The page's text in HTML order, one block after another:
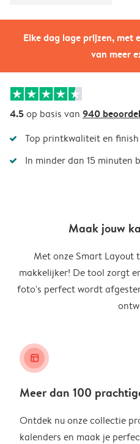
Elke dag lage prijzen, met
van meer
4.5op basis van 940
Top printkwaliteit en finish
In minder dan 15 minuten
Maak jouw
Met onze Smart Layout
makkelijker! De tool zorgt
foto's perfect wordt
layout_alt
Meer dan 100
Ontdek nu onze collectie
kalenders en maak je